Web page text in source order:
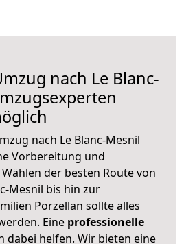
nach Le Blanc-
nach Le Blanc-Mesnil
Vorbereitung und
der besten Route von
Mesnil bis hin zur
Porzellan sollte alles
Eine professionelle
dabei helfen. Wir bieten eine